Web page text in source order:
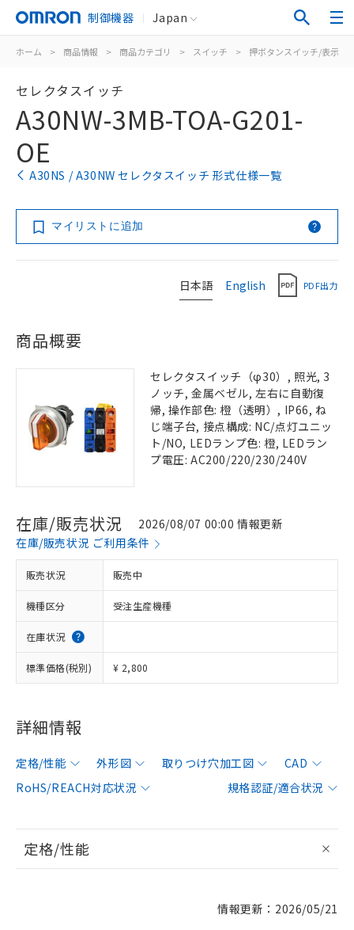
制御機器 Japan
ホーム > 商品情報 > 商品カテゴリ > スイッチ > 押ボタンスイッチ/表示灯
セレクタスイッチ
A30NW-3MB-TOA-G201-
OE
A30NS / A30NW セレクタスイッチ 形式仕様一覧
マイリストに追加
日本語 English PDF出力
商品概要
セレクタスイッチ（φ30）, 照光, 3
ノッチ, 金属ベゼル, 左右に自動復
帰, 操作部色: 橙（透明）, IP66, ね
じ端子台, 接点構成: NC/点灯ユニッ
ト/NO, LEDランプ色: 橙, LEDラン
プ電圧: AC200/220/230/240V
在庫/販売状況
2026/08/07 00:00 情報更新
在庫/販売状況 ご利用条件
販売状況 販売中
機種区分 受注生産機種
在庫状況
標準価格(税別) ¥ 2,800
詳細情報
定格/性能 外形図 取りつけ穴加工図
CAD
RoHS/REACH対応状況
規格認証/適合状況
定格/性能
情報更新：2026/05/21